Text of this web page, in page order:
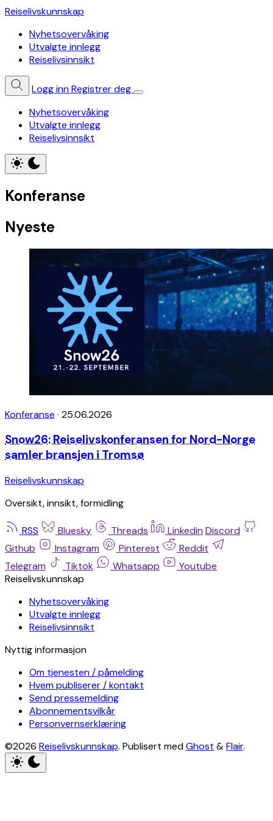
Reiselivskunnskap
Nyhetsovervåking
Utvalgte innlegg
Reiselivsinnsikt
Logg innRegistrer deg
Nyhetsovervåking
Utvalgte innlegg
Reiselivsinnsikt
Konferanse
Nyeste
Konferanse · 25.06.2026
Snow26: Reiselivskonferansen for Nord-Norge
samler bransjen i Tromsø
Reiselivskunnskap
Oversikt, innsikt, formidling
RSS Bluesky Threads Linkedin Discord
Github
Instagram Pinterest
Reddit
Telegram
Tiktok Whatsapp
Youtube
Reiselivskunnskap
Nyhetsovervåking
Utvalgte innlegg
Reiselivsinnsikt
Nyttig informasjon
Om tjenesten / påmelding
Hvem publiserer / kontakt
Send pressemelding
Abonnementsvilkår
Personvernserklæring
©2026 Reiselivskunnskap. Publisert medGhost &Flair.